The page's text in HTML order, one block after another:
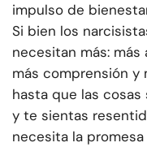
impulso de
Si bien los
necesitan más: más
más comprensión y
hasta que las
y te sientas
necesita la